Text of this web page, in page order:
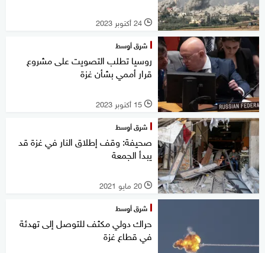
l 24 أكتوبر 2023
شرق أوسط
روسيا تطلب التصويت على مشروع
قرار أممي بشأن غزة
l 15 أكتوبر 2023
شرق أوسط
صحيفة: وقف إطلاق النار في غزة قد
يبدأ الجمعة
l 20 مايو 2021
شرق أوسط
حراك دولي مكثف للتوصل إلى تهدئة
في قطاع غزة